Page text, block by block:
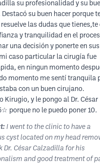
su profesionalidad y su
su buen hacer porque
las dudas que tienes,te
y tranquilidad en el
una decisión y ponerte en sus
caso particular la cirugía fue
en ningun momento
momento me sentí tranquila
con un buen cirujano.
Kirugio, y le pongo al Dr. César
porque no le puedo poner 10.
I went to the clinic to have a
cyst located on my head
Dr. César Calzadilla for his
and good treatment of